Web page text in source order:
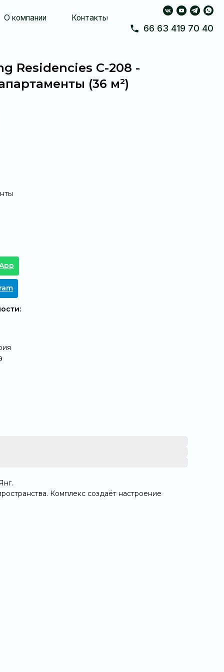
Контакты
66 63 419 70 40
Residencies С-208 -
(36 м²)
Комплекс создаёт настроение